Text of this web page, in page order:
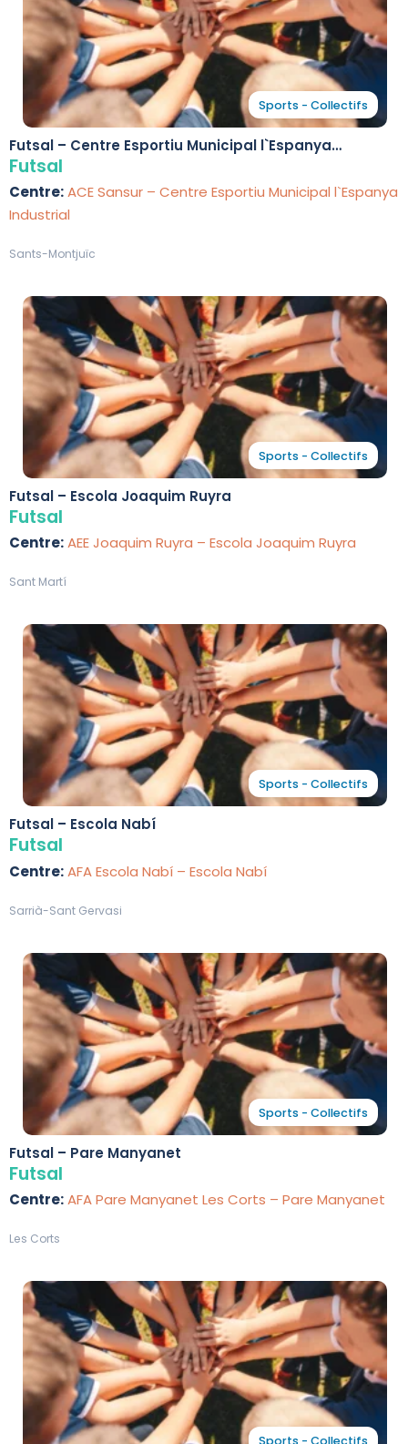
Sports - Collectifs
Futsal – Centre Esportiu Municipal l`Espanya
Industrial
Futsal
Centre:ACE Sansur – Centre Esportiu Municipal l`Espanya
Industrial
Sants-Montjuïc
Sports - Collectifs
Futsal – Escola Joaquim Ruyra
Futsal
Centre:AEE Joaquim Ruyra – Escola Joaquim Ruyra
Sant Martí
Sports - Collectifs
Futsal – Escola Nabí
Futsal
Centre:AFA Escola Nabí – Escola Nabí
Sarrià-Sant Gervasi
Sports - Collectifs
Futsal – Pare Manyanet
Futsal
Centre:AFA Pare Manyanet Les Corts – Pare Manyanet
Les Corts
Sports - Collectifs